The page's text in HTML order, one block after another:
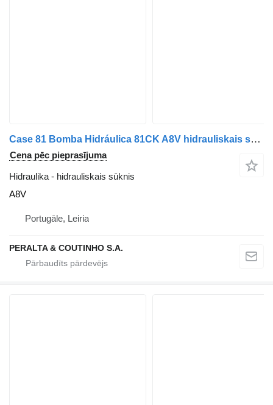
Case 81 Bomba Hidráulica 81CK A8V hidrauliskais sūknis paredzēts Case kravas automašīnas
Cena pēc pieprasījuma
Hidraulika - hidrauliskais sūknis
A8V
Portugāle, Leiria
PERALTA & COUTINHO S.A.